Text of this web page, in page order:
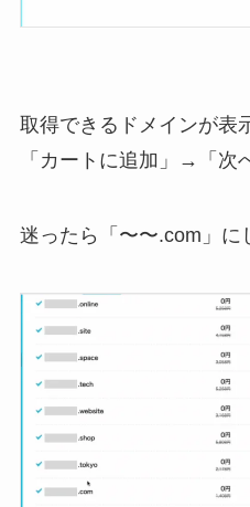
取得できるドメインが表
「カートに追加」→「次
迷ったら「〜〜.com」に